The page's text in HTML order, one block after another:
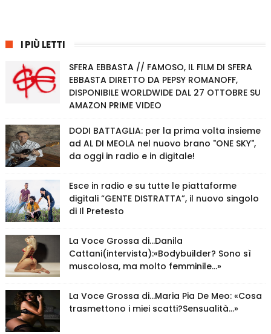
I PIÙ LETTI
SFERA EBBASTA // FAMOSO, IL FILM DI SFERA
EBBASTA DIRETTO DA PEPSY ROMANOFF,
DISPONIBILE WORLDWIDE DAL 27 OTTOBRE SU
AMAZON PRIME VIDEO
DODI BATTAGLIA: per la prima volta insieme
ad AL DI MEOLA nel nuovo brano "ONE SKY",
da oggi in radio e in digitale!
Esce in radio e su tutte le piattaforme
digitali “GENTE DISTRATTA”, il nuovo singolo
di Il Pretesto
La Voce Grossa di…Danila
Cattani(intervista):«Bodybuilder? Sono sì
muscolosa, ma molto femminile…»
La Voce Grossa di…Maria Pia De Meo: «Cosa
trasmettono i miei scatti?Sensualità…»